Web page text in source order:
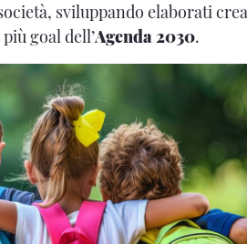
sviluppando elaborati
goal dell’Agenda 2030.